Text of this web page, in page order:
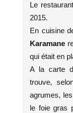
Le
2015.
En cuisine
Karamane
qui était en
A la carte
trouve,
agrumes,
le foie gras